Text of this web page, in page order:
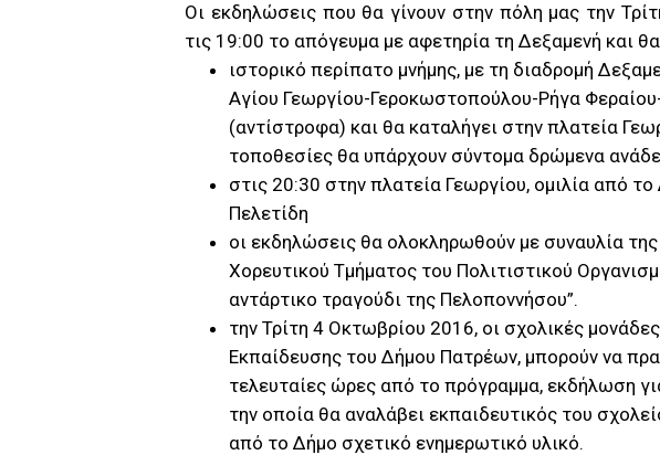
Οι εκδηλώσεις που θα γίνουν στην πόλη μας την
τις 19:00 το απόγευμα με αφετηρία τη Δεξαμενή και
ιστορικό περίπατο μνήμης, με τη διαδρομή
Αγίου Γεωργίου-Γεροκωστοπούλου-Ρήγα
(αντίστροφα) και θα καταλήγει στην πλατεία
τοποθεσίες θα υπάρχουν σύντομα δρώμενα
στις 20:30 στην πλατεία Γεωργίου, ομιλία από
Πελετίδη
οι εκδηλώσεις θα ολοκληρωθούν με συναυλία
Χορευτικού Τμήματος του Πολιτιστικού
αντάρτικο τραγούδι της Πελοποννήσου”.
την Τρίτη 4 Οκτωβρίου 2016, οι σχολικές
Εκπαίδευσης του Δήμου Πατρέων, μπορούν να
τελευταίες ώρες από το πρόγραμμα, εκδήλωση
την οποία θα αναλάβει εκπαιδευτικός του
από το Δήμο σχετικό ενημερωτικό υλικό.